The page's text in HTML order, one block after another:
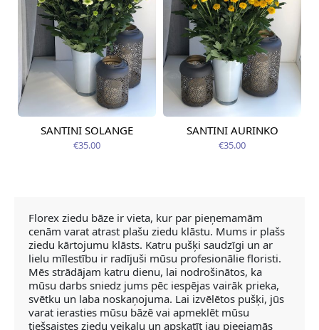
Pieejama no
SANTINI SOLANGE
€35.00
Pieejams šodien
SANTINI AURINKO
€35.00
Florex ziedu bāze ir vieta, kur par pieņemamām
cenām varat atrast plašu ziedu klāstu. Mums ir plašs
ziedu kārtojumu klāsts. Katru pušķi saudzīgi un ar
lielu mīlestību ir radījuši mūsu profesionālie floristi.
Mēs strādājam katru dienu, lai nodrošinātos, ka
mūsu darbs sniedz jums pēc iespējas vairāk prieka,
svētku un laba noskaņojuma. Lai izvēlētos pušķi, jūs
varat ierasties mūsu bāzē vai apmeklēt mūsu
tiešsaistes ziedu veikalu un apskatīt jau pieejamās